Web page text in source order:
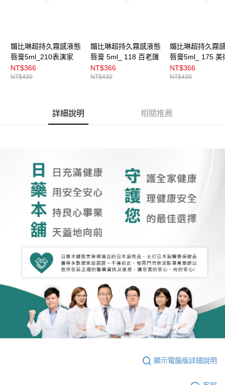
資料（包含姓名、電話或地址）提供予台灣大哥大進項蒐集、處理及利用，
由本公司與您本人進行分期帳單所需資料之確認、核對及更正。
3.完整用戶服務條款，請詳閱以下連結：https://oppay.tw/userRule
每筆NT$100，滿NT$899(含以上)免運費
宅配(離島)
每筆NT$100，滿NT$399(含以上)免運費
媚比琳超持久霧感液態
唇膏5ml_210表演家
NT$366
NT$430
媚比琳超持久霧感液態
唇膏 5ml_ 118 百老匯
NT$366
NT$430
媚比琳超持久霧
唇膏5ml_ 175 美
NT$366
NT$430
詳細說明 相關推薦
顯示電腦版詳細說明